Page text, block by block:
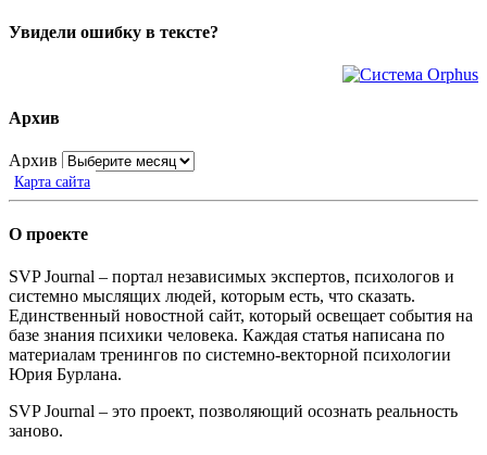
Увидели ошибку в тексте?
Архив
Архив
Карта сайта
О проекте
SVP Journal – портал независимых экспертов, психологов и
системно мыслящих людей, которым есть, что сказать.
Единственный новостной сайт, который освещает события на
базе знания психики человека. Каждая статья написана по
материалам тренингов по системно-векторной психологии
Юрия Бурлана.
SVP Journal – это проект, позволяющий осознать реальность
заново.